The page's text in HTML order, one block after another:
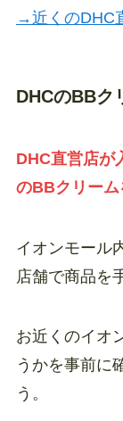
→近くのDHC
DHCのBBク
DHC直営店が
のBBクリーム
イオンモール
店舗で商品を
お近くのイオ
うかを事前に
う。